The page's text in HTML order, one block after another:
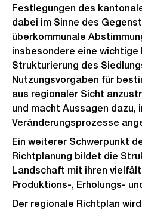
Festlegungen des
dabei im Sinne des
überkommunale
insbesondere eine wichtige
Strukturierung des
Nutzungsvorgaben für
aus regionaler Sicht
und macht Aussagen dazu,
Veränderungsprozesse
Ein weiterer Schwerpunkt
Richtplanung bildet die
Landschaft mit ihren
Produktions-, Erholungs-
Der regionale Richtplan